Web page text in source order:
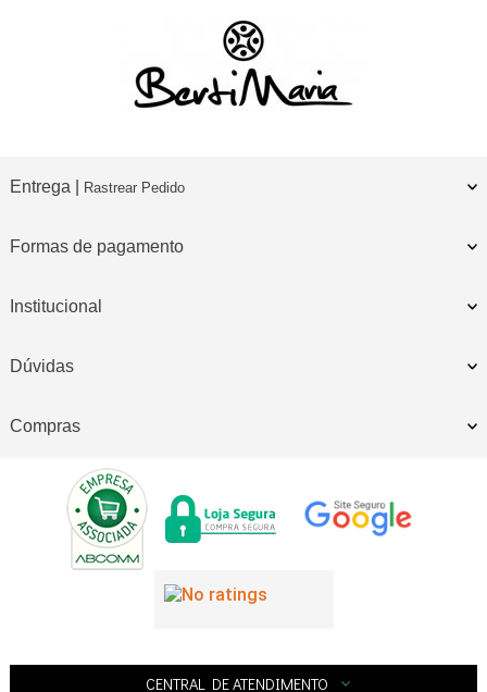
Entrega | Rastrear Pedido
Formas de pagamento
Institucional
Dúvidas
Compras
CENTRAL DE ATENDIMENTO